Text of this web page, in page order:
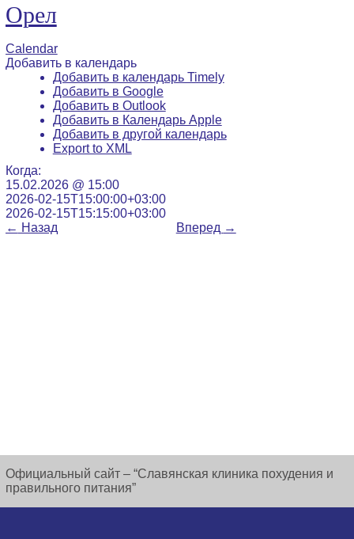
Орел
Calendar
Добавить в календарь
Добавить в календарь Timely
Добавить в Google
Добавить в Outlook
Добавить в Календарь Apple
Добавить в другой календарь
Export to XML
Когда:
15.02.2026 @ 15:00
2026-02-15T15:00:00+03:00
2026-02-15T15:15:00+03:00
← Назад Вперед →
Официальный сайт – “Славянская клиника похудения и
правильного питания”